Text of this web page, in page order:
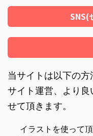
SNS(
当サイトは以下の
サイト運営、より
せて頂きます。
イラストを使って頂